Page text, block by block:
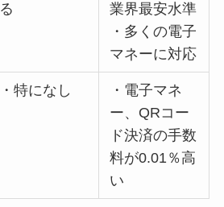
る
業界最安水準
・多くの電子
マネーに対応
・特になし
・電子マネ
ー、QRコー
ド決済の手数
料が0.01％高
い